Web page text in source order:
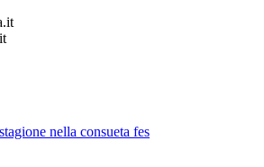
nella consueta fes